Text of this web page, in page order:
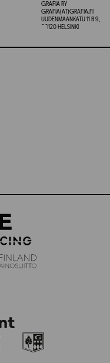
GRAFIA RY
GRAFIA(AT)GRAFIA.FI
UUDENMAANKATU 11 B 9,
00120 HELSINKI